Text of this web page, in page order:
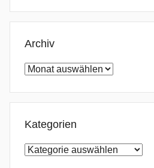
Archiv
Archiv
Kategorien
Kategorien